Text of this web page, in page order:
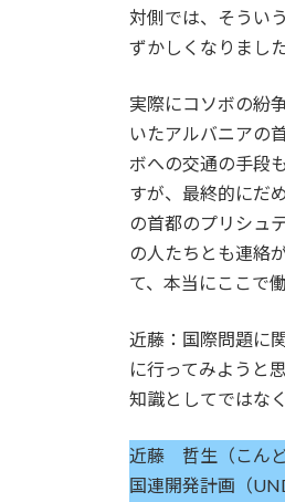
対側では、そうい
ずかしくなりまし
実際にコソボの紛
いたアルバニアの
ボへの交通の手段
すが、最終的にだ
の首都のプリシュ
の人たちとも連絡
て、本当にここで
近藤：国際問題に
に行ってみようと
知識としてではな
近藤 哲生（こん
国連開発計画（